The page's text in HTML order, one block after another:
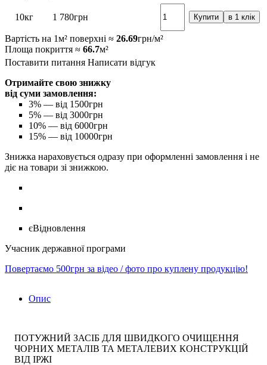
10кг 1 780грн Купити в 1 клік
Вартість на 1м² поверхні ≈ 26.69грн/м²
Площа покриття ≈ 66.7м²
Поставити питання Написати відгук
Отримайте свою знижку
від суми замовлення:
3% — від 1500грн
5% — від 3000грн
10% — від 6000грн
15% — від 10000грн
Знижка нараховується одразу при оформленні замовлення і не
діє на товари зі знижкою.
єВідновлення
Учасник державної програми
Повертаємо 500грн за відео / фото про куплену продукцію!
Опис
ПОТУЖНИЙ ЗАСІБ ДЛЯ ШВИДКОГО ОЧИЩЕННЯ
ЧОРНИХ МЕТАЛІВ ТА МЕТАЛЕВИХ КОНСТРУКЦІЙ
ВІД ІРЖІ